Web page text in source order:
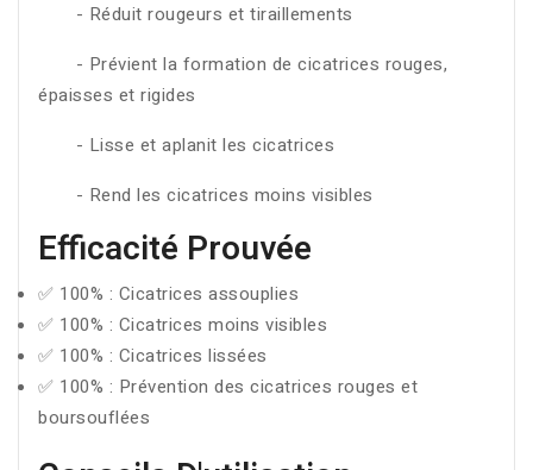
- Réduit rougeurs et tiraillements
- Prévient la formation de cicatrices rouges,
épaisses et rigides
- Lisse et aplanit les cicatrices
- Rend les cicatrices moins visibles
Efficacité Prouvée
✅ 100% : Cicatrices assouplies
✅ 100% : Cicatrices moins visibles
✅ 100% : Cicatrices lissées
✅ 100% : Prévention des cicatrices rouges et
boursouflées